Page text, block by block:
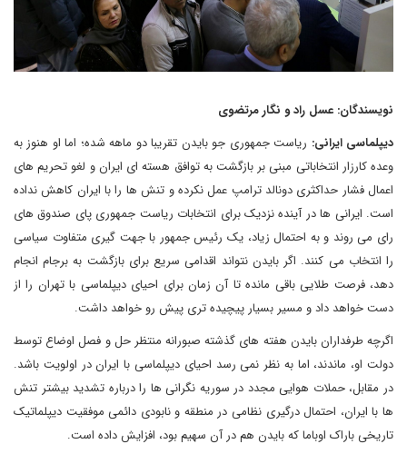
نویسندگان: عسل راد و نگار مرتضوی
دیپلماسی ایرانی: ریاست جمهوری جو بایدن تقریبا دو ماهه شده؛ اما او هنوز به
وعده کارزار انتخاباتی مبنی بر بازگشت به توافق هسته ای ایران و لغو تحریم های
اعمال فشار حداکثری دونالد ترامپ عمل نکرده و تنش ها را با ایران کاهش نداده
است. ایرانی ها در آینده نزدیک برای انتخابات ریاست جمهوری پای صندوق های
رای می روند و به احتمال زیاد، یک رئیس جمهور با جهت گیری متفاوت سیاسی
را انتخاب می کنند. اگر بایدن نتواند اقدامی سریع برای بازگشت به برجام انجام
دهد، فرصت طلایی باقی مانده تا آن زمان برای احیای دیپلماسی با تهران را از
دست خواهد داد و مسیر بسیار پیچیده تری پیش رو خواهد داشت.
اگرچه طرفداران بایدن هفته های گذشته صبورانه منتظر حل و فصل اوضاع توسط
دولت او، ماندند، اما به نظر نمی رسد احیای دیپلماسی با ایران در اولویت باشد.
در مقابل، حملات هوایی مجدد در سوریه نگرانی ها را درباره تشدید بیشتر تنش
ها با ایران، احتمال درگیری نظامی در منطقه و نابودی دائمی موفقیت دیپلماتیک
تاریخی باراک اوباما که بایدن هم در آن سهیم بود، افزایش داده است.